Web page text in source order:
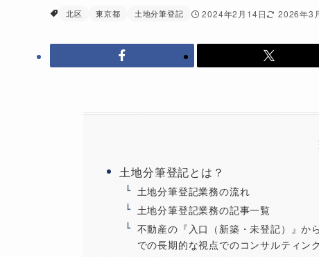
北区 東京都 土地分筆登記 2024年2月14日 2026年3
土地分筆登記とは？
土地分筆登記業務の流れ
土地分筆登記業務の記事一覧
不動産の『入口（新築・未登記）』か
での長期的な視点でのコンサルティン